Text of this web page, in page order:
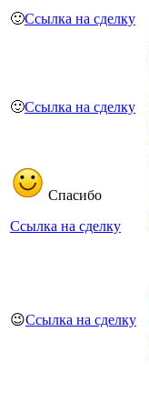
🙂Ссылка на сделку
🙂Ссылка на сделку
Спасибо
Ссылка на сделку
😉Ссылка на сделку